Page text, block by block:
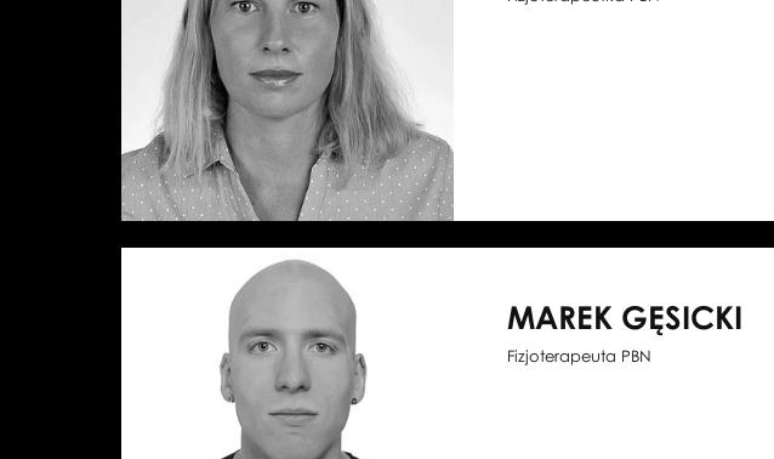
MAREK GĘSICKI
Fizjoterapeuta PBN